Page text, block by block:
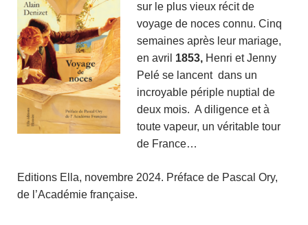
sur le plus vieux récit de
voyage de noces connu. Cinq
semaines après leur mariage,
en avril 1853, Henri et Jenny
Pelé se lancent dans un
incroyable périple nuptial de
deux mois. A diligence et à
toute vapeur, un véritable tour
de France…
Editions Ella, novembre 2024. Préface de Pascal Ory,
de l’Académie française.